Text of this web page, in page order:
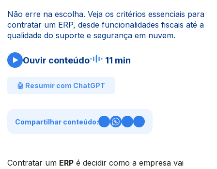
Não erre na escolha. Veja os critérios essenciais para
contratar um ERP, desde funcionalidades fiscais até a
qualidade do suporte e segurança em nuvem.
Ouvir conteúdo 11 min
🤖 Resumir com ChatGPT
Compartilhar conteúdo:
Contratar um ERP é decidir como a empresa vai